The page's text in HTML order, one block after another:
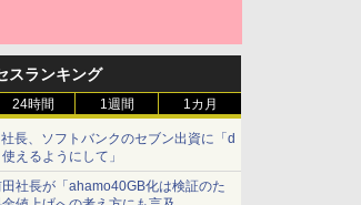
スランキング
24時間 1週間 1カ月
長、ソフトバンクのセブン出資に「d
えるようにして」
田社長が「ahamo40GB化は検証のた